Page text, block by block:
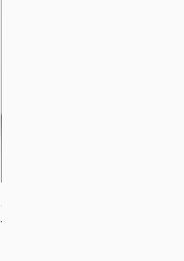
CB-1120-W